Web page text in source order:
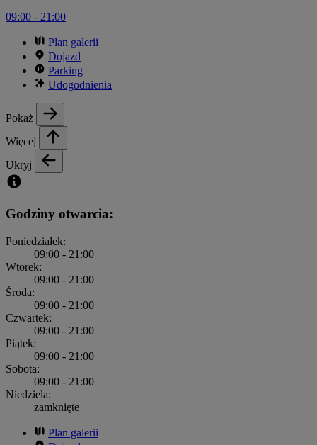
09:00 - 21:00
Plan galerii
Dojazd
Parking
Udogodnienia
Pokaż
Więcej
Ukryj
Godziny otwarcia:
Poniedziałek:
09:00 - 21:00
Wtorek:
09:00 - 21:00
Środa:
09:00 - 21:00
Czwartek:
09:00 - 21:00
Piątek:
09:00 - 21:00
Sobota:
09:00 - 21:00
Niedziela:
zamknięte
Plan galerii